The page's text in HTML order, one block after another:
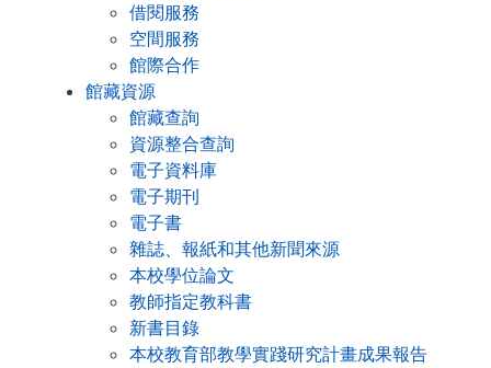
借閱服務
空間服務
館際合作
館藏資源
館藏查詢
資源整合查詢
電子資料庫
電子期刊
電子書
雜誌、報紙和其他新聞來源
本校學位論文
教師指定教科書
新書目錄
本校教育部教學實踐研究計畫成果報告